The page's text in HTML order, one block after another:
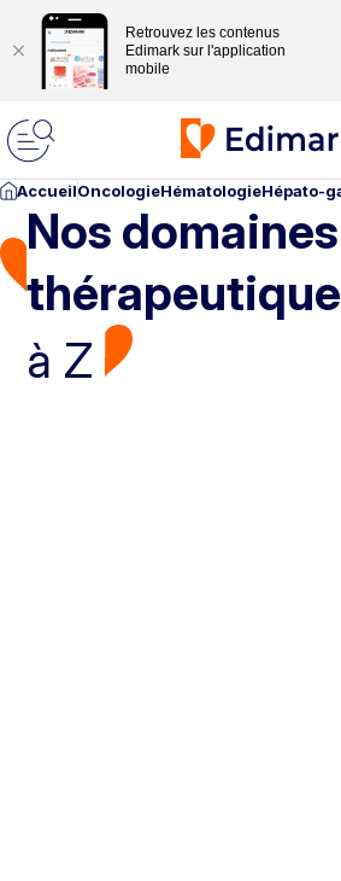
Retrouvez les contenus
Edimark sur l'application
mobile
AccueilOncologieHématologieHépato-
Nos domaines
à Z